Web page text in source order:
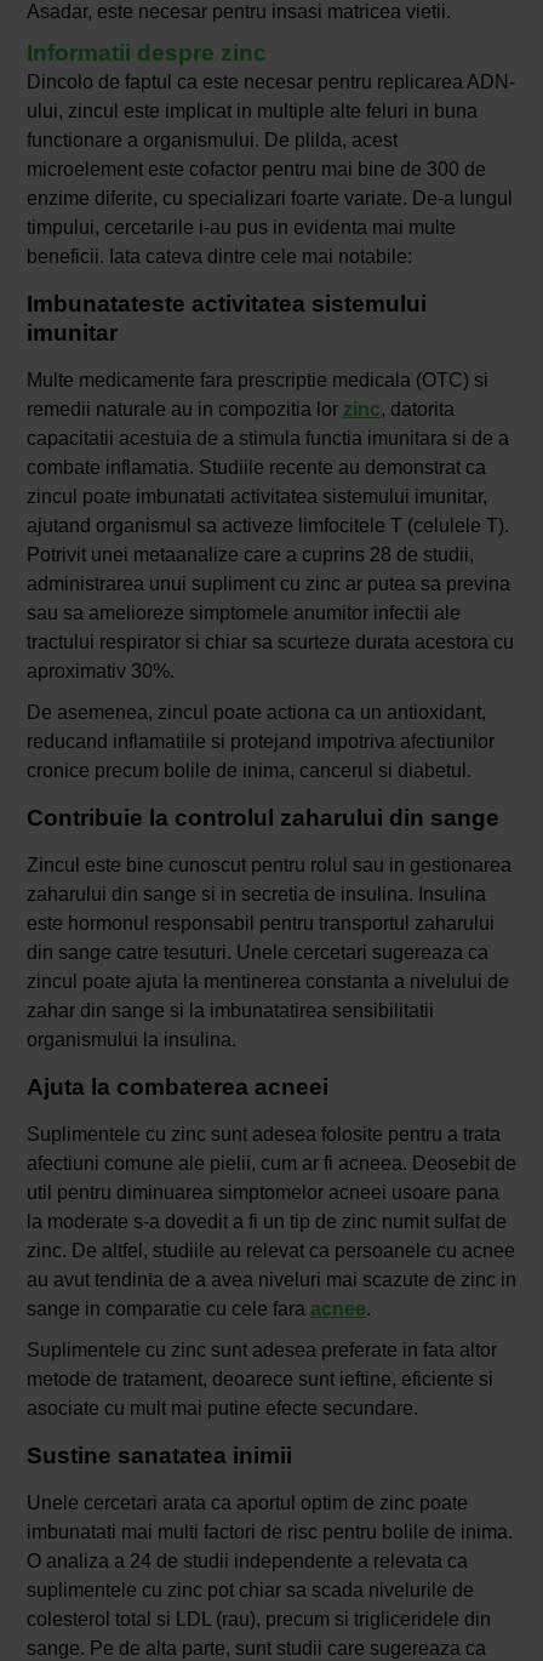
Asadar, este necesar pentru insasi matricea vietii.
Informatii despre zinc
Dincolo de faptul ca este necesar pentru replicarea ADN-
ului, zincul este implicat in multiple alte feluri in buna
functionare a organismului. De plilda, acest
microelement este cofactor pentru mai bine de 300 de
enzime diferite, cu specializari foarte variate. De-a lungul
timpului, cercetarile i-au pus in evidenta mai multe
beneficii. Iata cateva dintre cele mai notabile:
Imbunatateste activitatea sistemului
imunitar
Multe medicamente fara prescriptie medicala (OTC) si
remedii naturale au in compozitia lor zinc, datorita
capacitatii acestuia de a stimula functia imunitara si de a
combate inflamatia. Studiile recente au demonstrat ca
zincul poate imbunatati activitatea sistemului imunitar,
ajutand organismul sa activeze limfocitele T (celulele T).
Potrivit unei metaanalize care a cuprins 28 de studii,
administrarea unui supliment cu zinc ar putea sa previna
sau sa amelioreze simptomele anumitor infectii ale
tractului respirator si chiar sa scurteze durata acestora cu
aproximativ 30%.
De asemenea, zincul poate actiona ca un antioxidant,
reducand inflamatiile si protejand impotriva afectiunilor
cronice precum bolile de inima, cancerul si diabetul.
Contribuie la controlul zaharului din sange
Zincul este bine cunoscut pentru rolul sau in gestionarea
zaharului din sange si in secretia de insulina. Insulina
este hormonul responsabil pentru transportul zaharului
din sange catre tesuturi. Unele cercetari sugereaza ca
zincul poate ajuta la mentinerea constanta a nivelului de
zahar din sange si la imbunatatirea sensibilitatii
organismului la insulina.
Ajuta la combaterea acneei
Suplimentele cu zinc sunt adesea folosite pentru a trata
afectiuni comune ale pielii, cum ar fi acneea. Deosebit de
util pentru diminuarea simptomelor acneei usoare pana
la moderate s-a dovedit a fi un tip de zinc numit sulfat de
zinc. De altfel, studiile au relevat ca persoanele cu acnee
au avut tendinta de a avea niveluri mai scazute de zinc in
sange in comparatie cu cele fara acnee.
Suplimentele cu zinc sunt adesea preferate in fata altor
metode de tratament, deoarece sunt ieftine, eficiente si
asociate cu mult mai putine efecte secundare.
Sustine sanatatea inimii
Unele cercetari arata ca aportul optim de zinc poate
imbunatati mai multi factori de risc pentru bolile de inima.
O analiza a 24 de studii independente a relevata ca
suplimentele cu zinc pot chiar sa scada nivelurile de
colesterol total si LDL (rau), precum si trigliceridele din
sange. Pe de alta parte, sunt studii care sugereaza ca